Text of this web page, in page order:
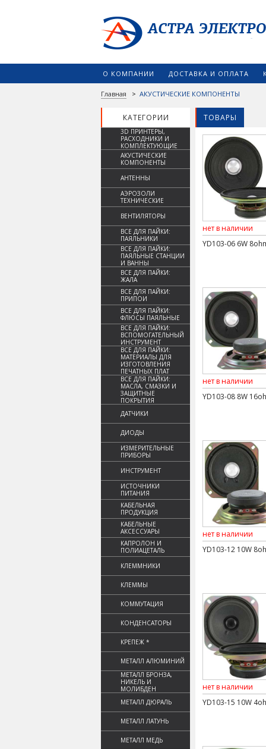
О КОМПАНИИ ДОСТАВКА И ОПЛАТА
Главная > АКУСТИЧЕСКИЕ КОМПОНЕНТЫ
КАТЕГОРИИ ТОВАРЫ
3D ПРИНТЕРЫ,
РАСХОДНИКИ И
КОМПЛЕКТУЮЩИЕ
АКУСТИЧЕСКИЕ
КОМПОНЕНТЫ
АНТЕННЫ
АЭРОЗОЛИ
ТЕХНИЧЕСКИЕ
ВЕНТИЛЯТОРЫ
ВСЕ ДЛЯ ПАЙКИ:
ПАЯЛЬНИКИ
ВСЕ ДЛЯ ПАЙКИ:
ПАЯЛЬНЫЕ СТАНЦИИ
И ВАННЫ
ВСЕ ДЛЯ ПАЙКИ:
ЖАЛА
ВСЕ ДЛЯ ПАЙКИ:
ПРИПОИ
ВСЕ ДЛЯ ПАЙКИ:
ФЛЮСЫ ПАЯЛЬНЫЕ
ВСЕ ДЛЯ ПАЙКИ:
ВСПОМОГАТЕЛЬНЫЙ
ИНСТРУМЕНТ
ВСЕ ДЛЯ ПАЙКИ:
МАТЕРИАЛЫ ДЛЯ
ИЗГОТОВЛЕНИЯ
ПЕЧАТНЫХ ПЛАТ
ВСЕ ДЛЯ ПАЙКИ:
МАСЛА, СМАЗКИ И
ЗАЩИТНЫЕ
ПОКРЫТИЯ
ДАТЧИКИ
ДИОДЫ
ИЗМЕРИТЕЛЬНЫЕ
ПРИБОРЫ
ИНСТРУМЕНТ
ИСТОЧНИКИ
ПИТАНИЯ
КАБЕЛЬНАЯ
ПРОДУКЦИЯ
КАБЕЛЬНЫЕ
АКСЕССУАРЫ
КАПРОЛОН И
ПОЛИАЦЕТАЛЬ
КЛЕММНИКИ
КЛЕММЫ
КОММУТАЦИЯ
КОНДЕНСАТОРЫ
КРЕПЕЖ *
МЕТАЛЛ АЛЮМИНИЙ
МЕТАЛЛ БРОНЗА,
НИКЕЛЬ И
МОЛИБДЕН
МЕТАЛЛ ДЮРАЛЬ
МЕТАЛЛ ЛАТУНЬ
МЕТАЛЛ МЕДЬ
нет в наличии
YD103-06 6W
нет в наличии
YD103-08 8W
нет в наличии
YD103-12 10W
нет в наличии
YD103-15 10W